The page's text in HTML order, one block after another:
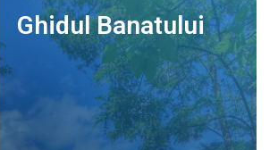
Ghidul Banatului